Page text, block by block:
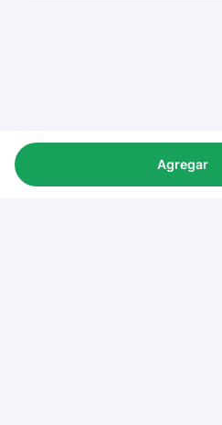
Agregar